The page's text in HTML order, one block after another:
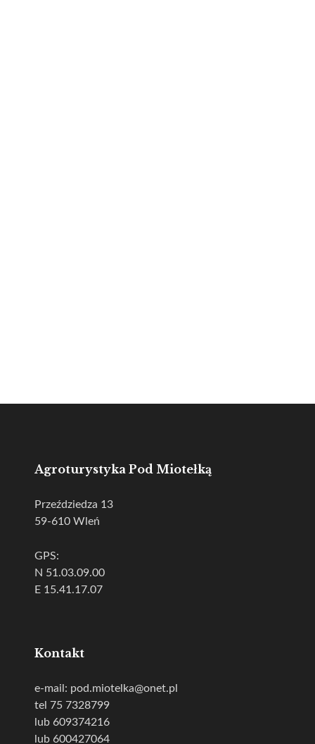
Agroturystyka Pod Miotełką
Przeździedza 13
59-610 Wleń
GPS:
N 51.03.09.00
E 15.41.17.07
Kontakt
e-mail: pod.miotelka@onet.pl
tel 75 7328799
lub 609374216
lub 600427064